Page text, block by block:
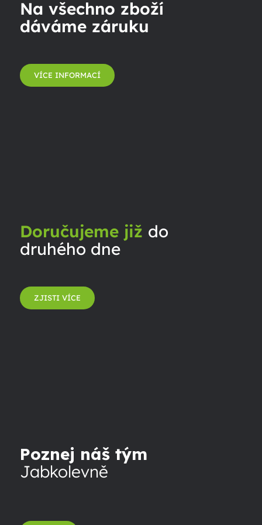
Na všechno zboží
dáváme záruku
VÍCE INFORMACÍ
Doručujeme již do
druhého dne
ZJISTI VÍCE
Poznej náš tým
Jabkolevně